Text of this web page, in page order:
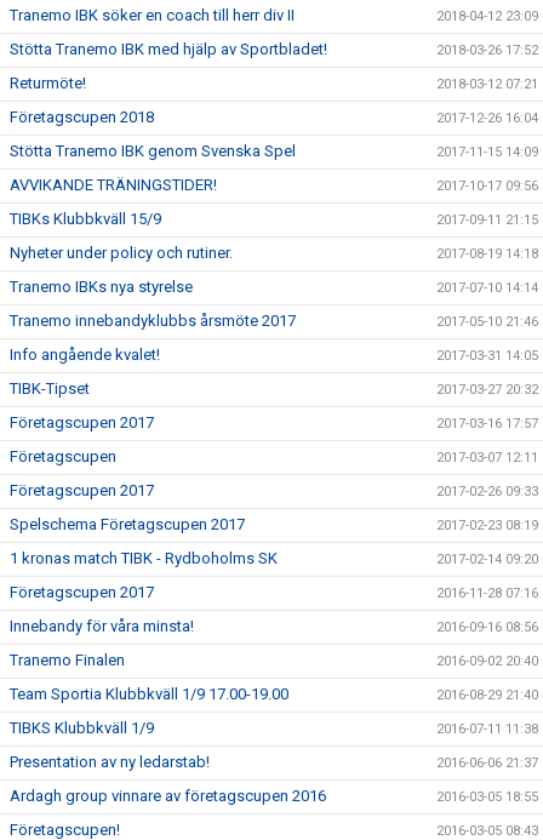
Tranemo IBK söker en coach till herr div II 2018-04-12 23:09
Stötta Tranemo IBK med hjälp av Sportbladet! 2018-03-26 17:52
Returmöte! 2018-03-12 07:21
Företagscupen 2018 2017-12-26 16:04
Stötta Tranemo IBK genom Svenska Spel 2017-11-15 14:09
AVVIKANDE TRÄNINGSTIDER! 2017-10-17 09:56
TIBKs Klubbkväll 15/9 2017-09-11 21:15
Nyheter under policy och rutiner. 2017-08-19 14:18
Tranemo IBKs nya styrelse 2017-07-10 14:14
Tranemo innebandyklubbs årsmöte 2017 2017-05-10 21:46
Info angående kvalet! 2017-03-31 14:05
TIBK-Tipset 2017-03-27 20:32
Företagscupen 2017 2017-03-16 17:57
Företagscupen 2017-03-07 12:11
Företagscupen 2017 2017-02-26 09:33
Spelschema Företagscupen 2017 2017-02-23 08:19
1 kronas match TIBK - Rydboholms SK 2017-02-14 09:20
Företagscupen 2017 2016-11-28 07:16
Innebandy för våra minsta! 2016-09-16 08:56
Tranemo Finalen 2016-09-02 20:40
Team Sportia Klubbkväll 1/9 17.00-19.00 2016-08-29 21:40
TIBKS Klubbkväll 1/9 2016-07-11 11:38
Presentation av ny ledarstab! 2016-06-06 21:37
Ardagh group vinnare av företagscupen 2016 2016-03-05 18:55
Företagscupen! 2016-03-05 08:43